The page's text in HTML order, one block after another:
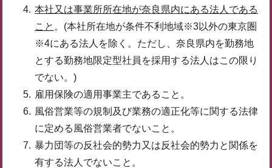
本社又は事業所所在地が奈良県内にある法人である
こと 。(本社所在地が条件不利地域※3以外の東京圏
※4にある法人を除く。ただし、奈良県内を勤務地
とする勤務地限定型社員を採用する法人はこの限り
でない。)
雇用保険の適用事業主であること。
風俗営業等の規制及び業務の適正化等に関する法律
に定める風俗営業者でないこと。
暴力団等の反社会的勢力又は反社会的勢力と関係を
有する法人でないこと。